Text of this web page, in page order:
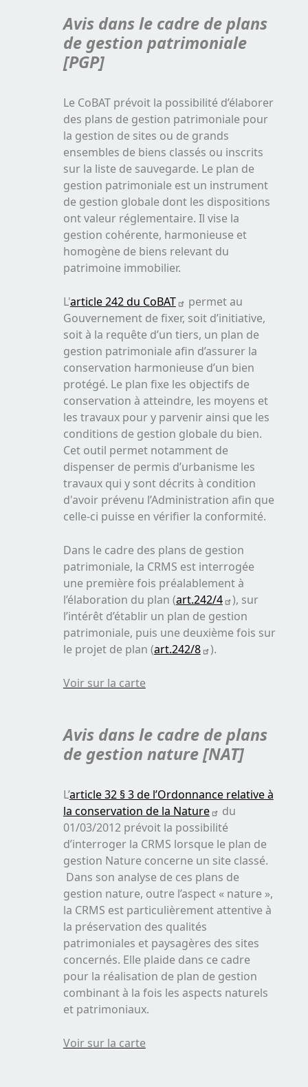
Avis dans le cadre de plans
de gestion patrimoniale
[PGP]
Le CoBAT prévoit la possibilité d’élaborer
des plans de gestion patrimoniale pour
la gestion de sites ou de grands
ensembles de biens classés ou inscrits
sur la liste de sauvegarde. Le plan de
gestion patrimoniale est un instrument
de gestion globale dont les dispositions
ont valeur réglementaire. Il vise la
gestion cohérente, harmonieuse et
homogène de biens relevant du
patrimoine immobilier.
L'article 242 du CoBAT
permet au
Gouvernement de fixer, soit d’initiative,
soit à la requête d’un tiers, un plan de
gestion patrimoniale afin d’assurer la
conservation harmonieuse d’un bien
protégé. Le plan fixe les objectifs de
conservation à atteindre, les moyens et
les travaux pour y parvenir ainsi que les
conditions de gestion globale du bien.
Cet outil permet notamment de
dispenser de permis d’urbanisme les
travaux qui y sont décrits à condition
d'avoir prévenu l’Administration afin que
celle-ci puisse en vérifier la conformité.
Dans le cadre des plans de gestion
patrimoniale, la CRMS est interrogée
une première fois préalablement à
l’élaboration du plan (art.242/4
), sur
l’intérêt d’établir un plan de gestion
patrimoniale, puis une deuxième fois sur
le projet de plan (art.242/8 ).
Voir sur la carte
Avis dans le cadre de plans
de gestion nature [NAT]
L’article 32 § 3 de l’Ordonnance relative à
la conservation de la Nature
du
01/03/2012 prévoit la possibilité
d’interroger la CRMS lorsque le plan de
gestion Nature concerne un site classé.
Dans son analyse de ces plans de
gestion nature, outre l’aspect « nature »,
la CRMS est particulièrement attentive à
la préservation des qualités
patrimoniales et paysagères des sites
concernés. Elle plaide dans ce cadre
pour la réalisation de plan de gestion
combinant à la fois les aspects naturels
et patrimoniaux.
Voir sur la carte